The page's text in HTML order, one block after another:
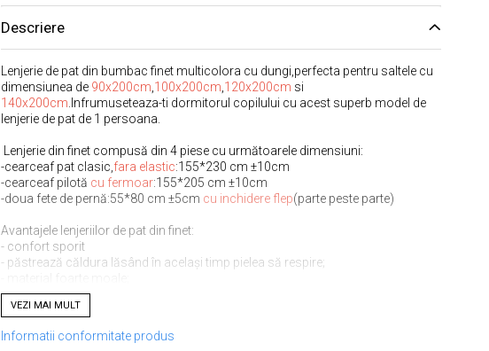
Descriere
Lenjerie de pat din bumbac finet multicolora cu dungi,perfecta pentru saltele cu
dimensiunea de 90x200cm 100x200cm 120x200cm si
140x200cm .Infrumuseteaza-ti dormitorul copilului cu acest superb model de
lenjerie de pat de 1 persoana.
Lenjerie din finet compusă din 4 piese cu următoarele dimensiuni:
-cearceaf pat clasic, fara elastic:155*230 cm ±10cm
-cearceaf pilotă cu fermoar:155*205 cm ±10cm
-doua fete de pernă:55*80 cm ±5cm cu inchidere flep(parte peste parte)
Avantajele lenjeriilor de pat din finet:
- confort sporit
- păstrează căldura lăsând în același timp pielea să respire;
- rezistență îndelungată în timp;
- ușor de întreținut
- nu este necesară folosirea unui balsam de rufe
VEZI MAI MULT
Informatii conformitate produs